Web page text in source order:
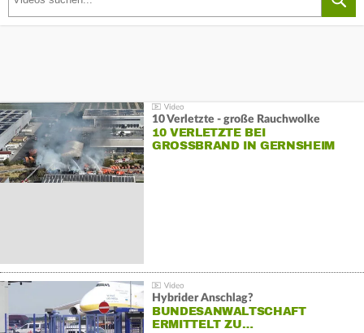
10 Verletzte - große Rauchwolke
10 VERLETZTE BEI
GROSSBRAND IN GERNSHEIM
Hybrider Anschlag?
BUNDESANWALTSCHAFT
ERMITTELT ZU…